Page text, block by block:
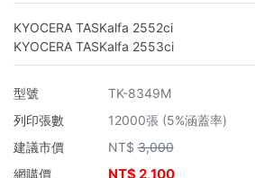
KYOCERA TASKalfa 2552ci
KYOCERA TASKalfa 2553ci
型號
TK-8349M
列印張數
12000張 (5%涵蓋率)
建議市價
NT$ 3,000
網購價
NT$ 2,100